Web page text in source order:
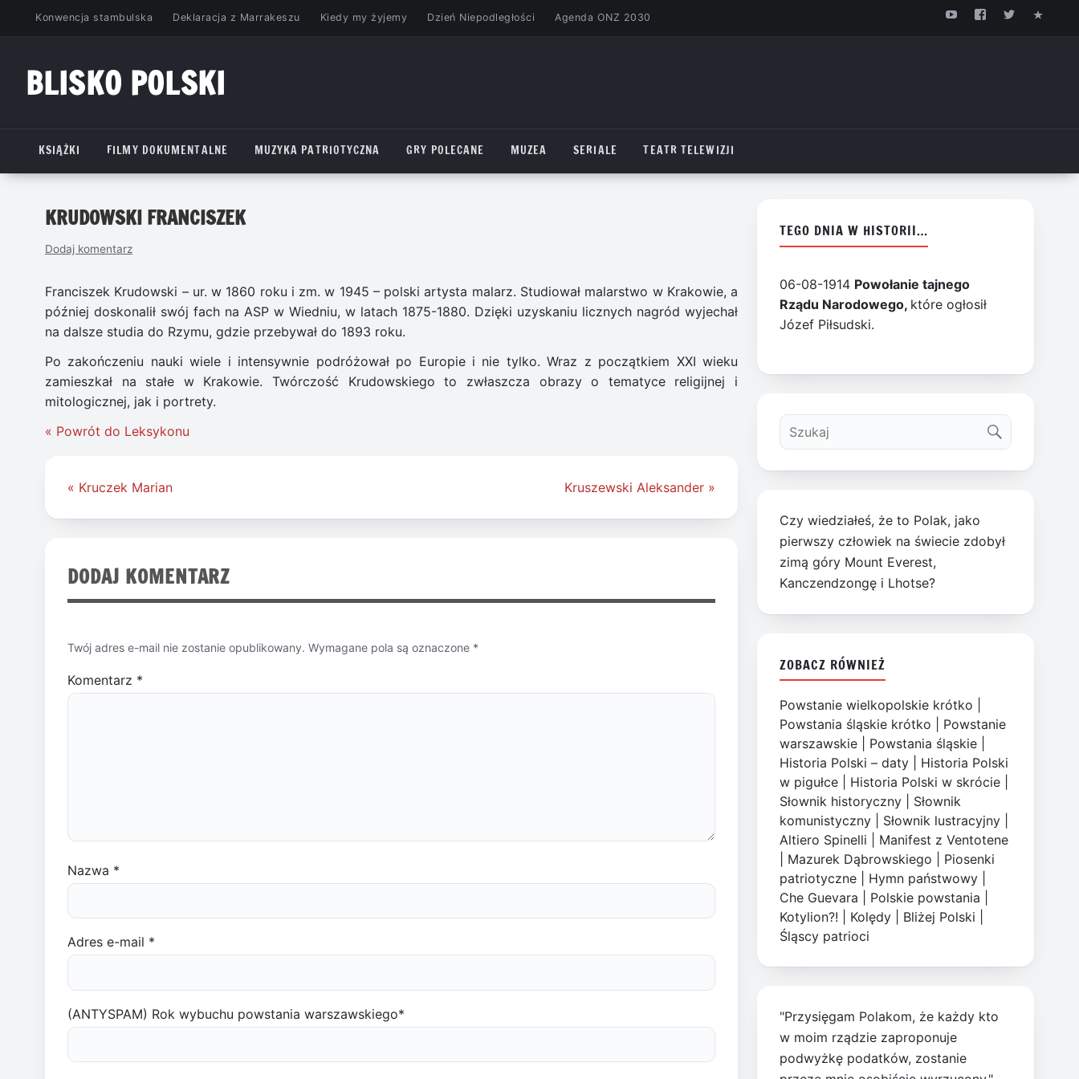
PrzejdźKonwencja stambulska Deklaracja z Marrakeszu Kiedy my żyjemy Dzień Niepodległości Agenda ONZ 2030
BLISKO POLSKI
KSIĄŻKI
FILMY DOKUMENTALNE MUZYKA PATRIOTYCZNA GRY POLECANE MUZEA SERIALE TEATR TELEWIZJI
KRUDOWSKI FRANCISZEK
Dodaj komentarz
Franciszek Krudowski – ur. w 1860 roku i zm. w 1945 – polski artysta malarz. Studiował malarstwo w Krakowie, a
później doskonalił swój fach na ASP w Wiedniu, w latach 1875-1880. Dzięki uzyskaniu licznych nagród wyjechał
na dalsze studia do Rzymu, gdzie przebywał do 1893 roku.
Po zakończeniu nauki wiele i intensywnie podróżował po Europie i nie tylko. Wraz z początkiem XXI wieku
zamieszkał na stałe w Krakowie. Twórczość Krudowskiego to zwłaszcza obrazy o tematyce religijnej i
mitologicznej, jak i portrety.
« Powrót do Leksykonu
Nawigacja
« Kruczek Marian Kruszewski Aleksander »
DODAJ KOMENTARZ
Twój adres e-mail nie zostanie opublikowany. Wymagane pola są oznaczone *
Komentarz *
Nazwa *
Adres e-mail *
(ANTYSPAM) Rok wybuchu powstania warszawskiego*
TEGO DNIA W HISTORII…
06-08-1914 Powołanie tajnego
Rządu Narodowego, które ogłosił
Józef Piłsudski.
Czy wiedziałeś, że to Polak, jako
pierwszy człowiek na świecie zdobył
zimą góry Mount Everest,
Kanczendzongę i Lhotse?
ZOBACZ RÓWNIEŻ
Powstanie wielkopolskie krótko
Powstania śląskie krótko
Powstanie
warszawskie
Powstania śląskie
Historia Polski – daty
Historia Polski
w pigułce
Historia Polski w skrócie
Słownik historyczny
Słownik
komunistyczny
Słownik lustracyjny
Altiero Spinelli
Manifest z Ventotene
Mazurek Dąbrowskiego
Piosenki
patriotyczne
Hymn państwowy
Che Guevara
Polskie powstania
Kotylion?!
Kolędy Bliżej Polski
Śląscy patrioci
"Przysięgam Polakom, że każdy kto
w moim rządzie zaproponuje
podwyżkę podatków, zostanie